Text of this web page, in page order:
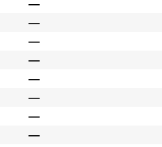
―
―
―
―
―
―
―
―